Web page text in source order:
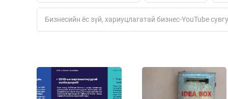
Бизнесийн ёс зүй, хариуцлагатай бизнес-YouTube